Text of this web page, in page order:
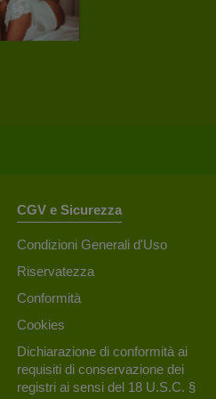
CGV e Sicurezza
Condizioni Generali d'Uso
Riservatezza
Conformità
Cookies
Dichiarazione di conformità ai
requisiti di conservazione dei
registri ai sensi del 18 U.S.C. §